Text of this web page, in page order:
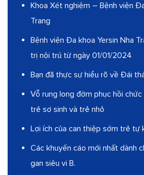
Khoa Xét nghiệm – Bệnh viện
Trang
Bệnh viện Đa khoa Yersin Nha
trị nội trú từ ngày 01/01/2024
Bạn đã thực sự hiểu rõ về Đái
Vỗ rung long đờm phục hồi chức
trẻ sơ sinh và trẻ nhỏ
Lợi ích của can thiệp sớm trẻ tự
Các khuyến cáo mới nhất dành
gan siêu vi B.